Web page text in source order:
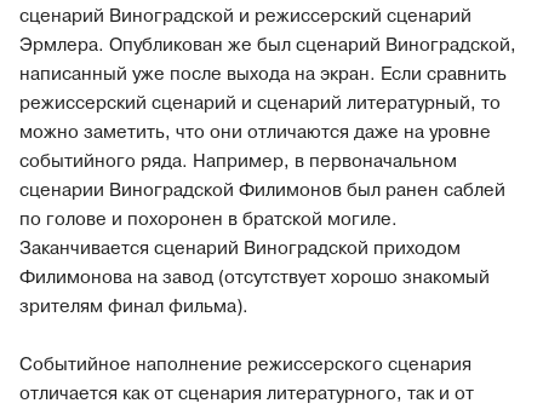
сценарий Виноградской и режиссерский сценарий
Эрмлера. Опубликован же был сценарий Виноградской,
написанный уже после выхода на экран. Если сравнить
режиссерский сценарий и сценарий литературный, то
можно заметить, что они отличаются даже на уровне
событийного ряда. Например, в первоначальном
сценарии Виноградской Филимонов был ранен саблей
по голове и похоронен в братской могиле.
Заканчивается сценарий Виноградской приходом
Филимонова на завод (отсутствует хорошо знакомый
зрителям финал фильма).
Событийное наполнение режиссерского сценария
отличается как от сценария литературного, так и от